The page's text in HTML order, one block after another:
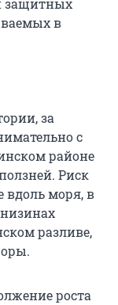
защитных
в
за
с
районе
Риск
вдоль моря, в
разливе,
роста